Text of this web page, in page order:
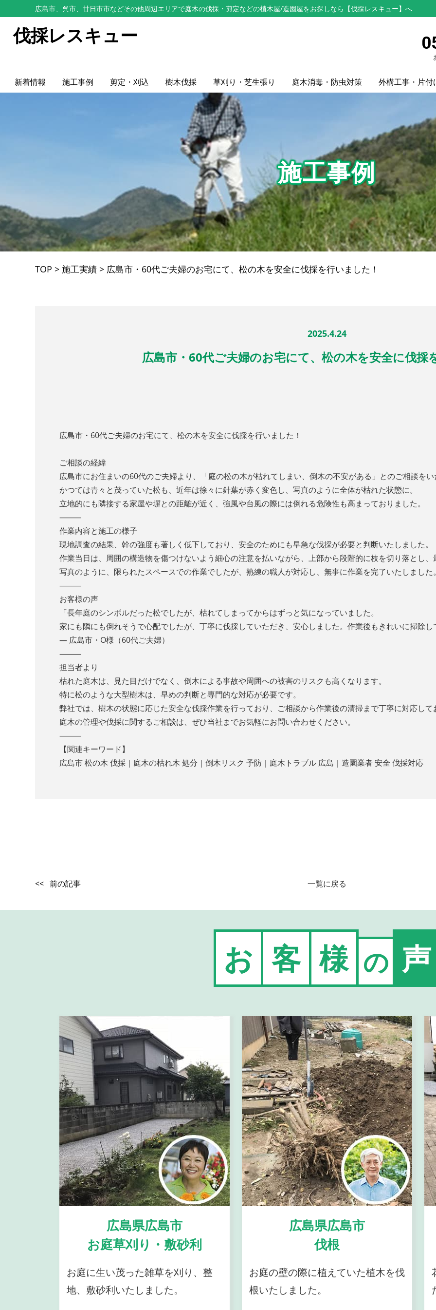
広島市、呉市、廿日市市などその他周辺エリアで庭木の伐採・剪定などの植木屋/造園屋をお探しなら【伐採レスキュー】へ
伐採レスキュー
新着情報 施工事例 剪定・刈込 樹木伐採 草刈り・芝生張り 庭木消毒・防虫対策 外構工事・片付
施工事例
TOP > 施工実績 > 広島市・60代ご夫婦のお宅にて、松の木を安全に伐採を行いました！
2025.4.24
広島市・60代ご夫婦のお宅にて、松の木を安全に伐採
広島市・60代ご夫婦のお宅にて、松の木を安全に伐採を行いました！
ご相談の経緯
広島市にお住まいの60代のご夫婦より、「庭の松の木が枯れてしまい、倒木の不安がある」とのご相談をい
かつては青々と茂っていた松も、近年は徐々に針葉が赤く変色し、写真のように全体が枯れた状態に。
立地的にも隣接する家屋や塀との距離が近く、強風や台風の際には倒れる危険性も高まっておりました。
⸻
作業内容と施工の様子
現地調査の結果、幹の強度も著しく低下しており、安全のためにも早急な伐採が必要と判断いたしました。
作業当日は、周囲の構造物を傷つけないよう細心の注意を払いながら、上部から段階的に枝を切り落とし、
写真のように、限られたスペースでの作業でしたが、熟練の職人が対応し、無事に作業を完了いたしました。
⸻
お客様の声
「長年庭のシンボルだった松でしたが、枯れてしまってからはずっと気になっていました。
家にも隣にも倒れそうで心配でしたが、丁寧に伐採していただき、安心しました。作業後もきれいに掃除し
— 広島市・O様（60代ご夫婦）
⸻
担当者より
枯れた庭木は、見た目だけでなく、倒木による事故や周囲への被害のリスクも高くなります。
特に松のような大型樹木は、早めの判断と専門的な対応が必要です。
弊社では、樹木の状態に応じた安全な伐採作業を行っており、ご相談から作業後の清掃まで丁寧に対応して
庭木の管理や伐採に関するご相談は、ぜひ当社までお気軽にお問い合わせください。
⸻
【関連キーワード】
広島市 松の木 伐採｜庭木の枯れ木 処分｜倒木リスク 予防｜庭木トラブル 広島｜造園業者 安全 伐採対応
<< 前の記事 一覧に戻る
お 客 様 の 声
広島県広島市
お庭草刈り・敷砂利
お庭に生い茂った雑草を刈り、整
地、敷砂利いたしました。
広島県広島市
伐根
お庭の壁の際に植えていた植木を伐
根いたしました。